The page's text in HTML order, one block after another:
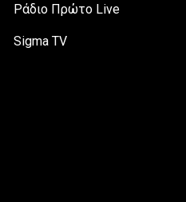
Ράδιο Πρώτο Live
Sigma TV